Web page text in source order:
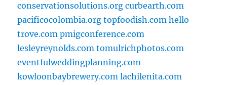
conservationsolutions.org curbearth.com
pacificocolombia.org topfoodish.com hello-
trove.com pmigconference.com
lesleyreynolds.com tomulrichphotos.com
eventfulweddingplanning.com
kowloonbaybrewery.com lachilenita.com